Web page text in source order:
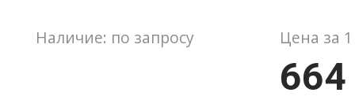
Цена за
Наличие: по запросу